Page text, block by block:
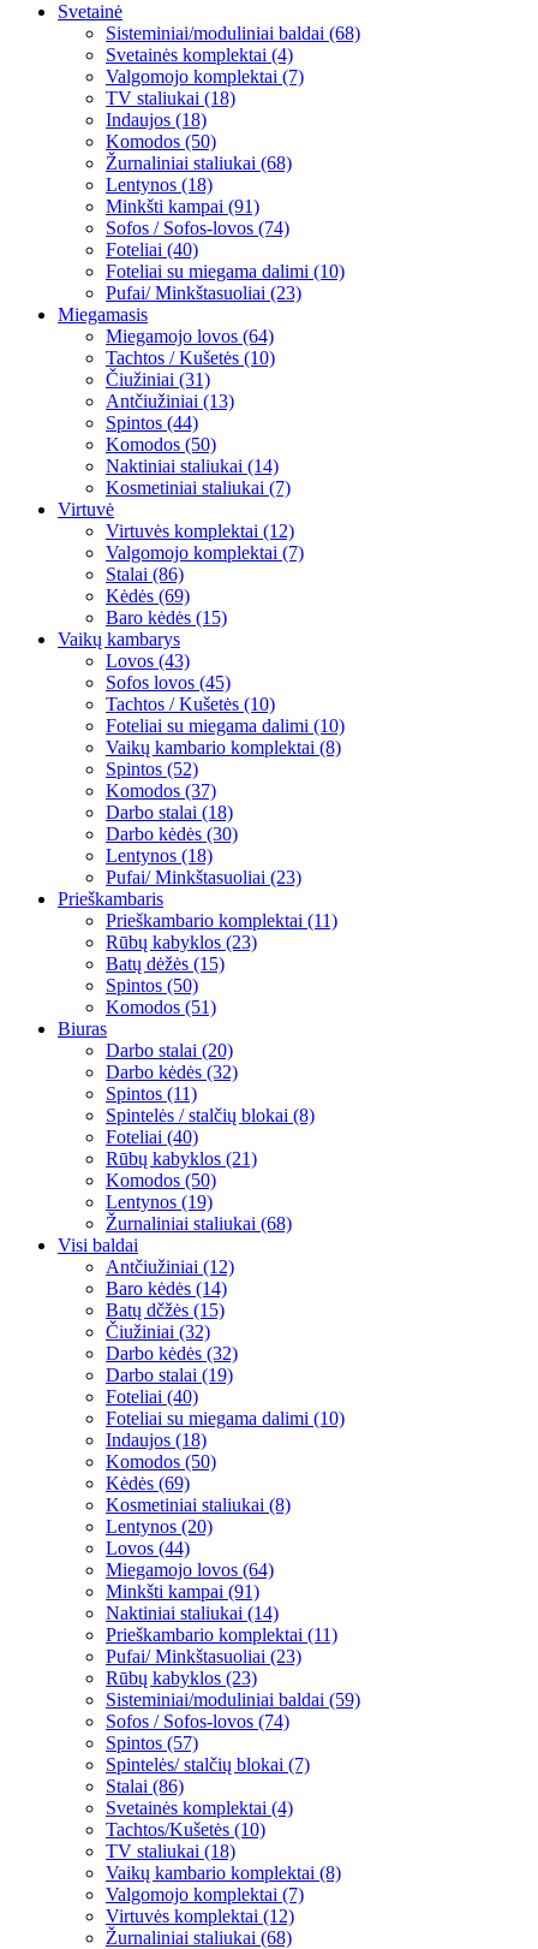
Svetainė
Sisteminiai/moduliniai baldai (68)
Svetainės komplektai (4)
Valgomojo komplektai (7)
TV staliukai (18)
Indaujos (18)
Komodos (50)
Žurnaliniai staliukai (68)
Lentynos (18)
Minkšti kampai (91)
Sofos / Sofos-lovos (74)
Foteliai (40)
Foteliai su miegama dalimi (10)
Pufai/ Minkštasuoliai (23)
Miegamasis
Miegamojo lovos (64)
Tachtos / Kušetės (10)
Čiužiniai (31)
Antčiužiniai (13)
Spintos (44)
Komodos (50)
Naktiniai staliukai (14)
Kosmetiniai staliukai (7)
Virtuvė
Virtuvės komplektai (12)
Valgomojo komplektai (7)
Stalai (86)
Kėdės (69)
Baro kėdės (15)
Vaikų kambarys
Lovos (43)
Sofos lovos (45)
Tachtos / Kušetės (10)
Foteliai su miegama dalimi (10)
Vaikų kambario komplektai (8)
Spintos (52)
Komodos (37)
Darbo stalai (18)
Darbo kėdės (30)
Lentynos (18)
Pufai/ Minkštasuoliai (23)
Prieškambaris
Prieškambario komplektai (11)
Rūbų kabyklos (23)
Batų dėžės (15)
Spintos (50)
Komodos (51)
Biuras
Darbo stalai (20)
Darbo kėdės (32)
Spintos (11)
Spintelės / stalčių blokai (8)
Foteliai (40)
Rūbų kabyklos (21)
Komodos (50)
Lentynos (19)
Žurnaliniai staliukai (68)
Visi baldai
Antčiužiniai (12)
Baro kėdės (14)
Batų dčžės (15)
Čiužiniai (32)
Darbo kėdės (32)
Darbo stalai (19)
Foteliai (40)
Foteliai su miegama dalimi (10)
Indaujos (18)
Komodos (50)
Kėdės (69)
Kosmetiniai staliukai (8)
Lentynos (20)
Lovos (44)
Miegamojo lovos (64)
Minkšti kampai (91)
Naktiniai staliukai (14)
Prieškambario komplektai (11)
Pufai/ Minkštasuoliai (23)
Rūbų kabyklos (23)
Sisteminiai/moduliniai baldai (59)
Sofos / Sofos-lovos (74)
Spintos (57)
Spintelės/ stalčių blokai (7)
Stalai (86)
Svetainės komplektai (4)
Tachtos/Kušetės (10)
TV staliukai (18)
Vaikų kambario komplektai (8)
Valgomojo komplektai (7)
Virtuvės komplektai (12)
Žurnaliniai staliukai (68)